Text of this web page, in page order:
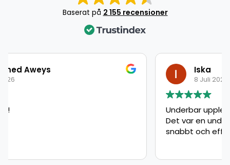
Baserat på 2 155 recensioner
Det var en underbar upplevelse, som gick